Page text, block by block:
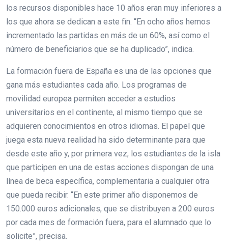
los recursos disponibles hace 10 años eran muy inferiores a
los que ahora se dedican a este fin. “En ocho años hemos
incrementado las partidas en más de un 60%, así como el
número de beneficiarios que se ha duplicado”, indica.
La formación fuera de España es una de las opciones que
gana más estudiantes cada año. Los programas de
movilidad europea permiten acceder a estudios
universitarios en el continente, al mismo tiempo que se
adquieren conocimientos en otros idiomas. El papel que
juega esta nueva realidad ha sido determinante para que
desde este año y, por primera vez, los estudiantes de la isla
que participen en una de estas acciones dispongan de una
línea de beca específica, complementaria a cualquier otra
que pueda recibir. “En este primer año disponemos de
150.000 euros adicionales, que se distribuyen a 200 euros
por cada mes de formación fuera, para el alumnado que lo
solicite”, precisa.